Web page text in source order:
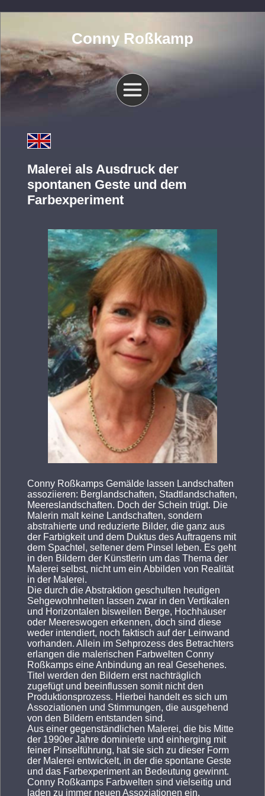
Conny Roßkamp
Malerei als Ausdruck der
spontanen Geste und dem
Farbexperiment
Conny Roßkamps Gemälde lassen Landschaften
assoziieren: Berglandschaften, Stadtlandschaften,
Meereslandschaften. Doch der Schein trügt. Die
Malerin malt keine Landschaften, sondern
abstrahierte und reduzierte Bilder, die ganz aus
der Farbigkeit und dem Duktus des Auftragens mit
dem Spachtel, seltener dem Pinsel leben. Es geht
in den Bildern der Künstlerin um das Thema der
Malerei selbst, nicht um ein Abbilden von Realität
in der Malerei.
Die durch die Abstraktion geschulten heutigen
Sehgewohnheiten lassen zwar in den Vertikalen
und Horizontalen bisweilen Berge, Hochhäuser
oder Meereswogen erkennen, doch sind diese
weder intendiert, noch faktisch auf der Leinwand
vorhanden. Allein im Sehprozess des Betrachters
erlangen die malerischen Farbwelten Conny
Roßkamps eine Anbindung an real Gesehenes.
Titel werden den Bildern erst nachträglich
zugefügt und beeinflussen somit nicht den
Produktionsprozess. Hierbei handelt es sich um
Assoziationen und Stimmungen, die ausgehend
von den Bildern entstanden sind.
Aus einer gegenständlichen Malerei, die bis Mitte
der 1990er Jahre dominierte und einherging mit
feiner Pinselführung, hat sie sich zu dieser Form
der Malerei entwickelt, in der die spontane Geste
und das Farbexperiment an Bedeutung gewinnt.
Conny Roßkamps Farbwelten sind vielseitig und
laden zu immer neuen Assoziationen ein.